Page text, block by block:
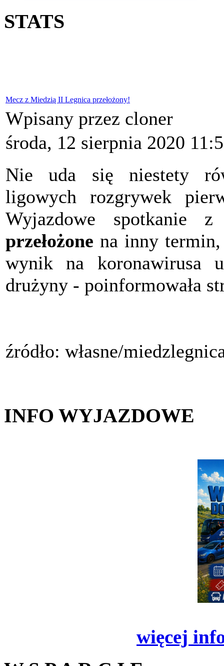
STATS
Mecz z Miedzią II Legnica przełożony!
Wpisany przez cloner
środa, 12 sierpnia 2020
Nie uda się niestety
ligowych rozgrywek
Wyjazdowe spotkanie
przełożone na inny
wynik na koronawirusa
drużyny - poinformowała
źródło: własne/
INFO WYJAZDOWE
więcej